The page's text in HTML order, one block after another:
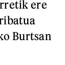
ere
Burtsan